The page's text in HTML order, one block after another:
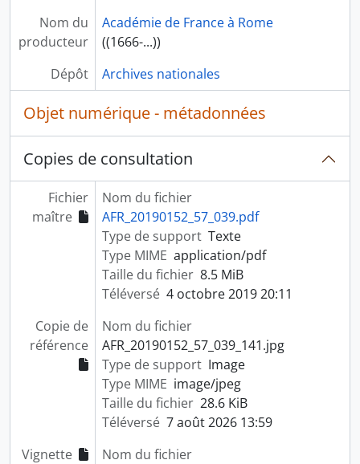
Nom du
producteur
Académie de France à Rome
((1666-...))
Dépôt
Archives nationales
Objet numérique - métadonnées
Copies de consultation
Fichier
maître
Nom du fichier
AFR_20190152_57_039.pdf
Type de support Texte
Type MIME application/pdf
Taille du fichier 8.5 MiB
Téléversé 4 octobre 2019 20:11
Copie de
référence
Nom du fichier
AFR_20190152_57_039_141.jpg
Type de support Image
Type MIME image/jpeg
Taille du fichier 28.6 KiB
Téléversé 7 août 2026 13:59
Vignette
Nom du fichier